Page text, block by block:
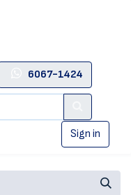
6067-1424
Sign in